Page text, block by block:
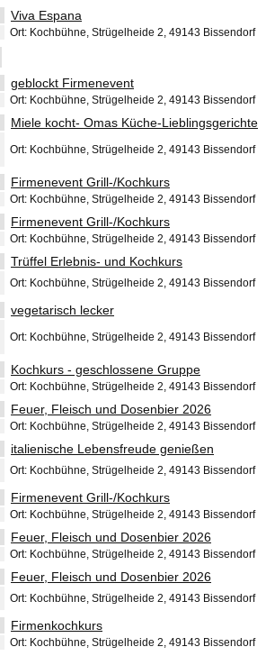
Viva Espana
Ort: Kochbühne, Strügelheide 2, 49143 Bissendorf
geblockt Firmenevent
Ort: Kochbühne, Strügelheide 2, 49143 Bissendorf
Miele kocht- Omas Küche-Lieblingsgerichte
Ort: Kochbühne, Strügelheide 2, 49143 Bissendorf
Firmenevent Grill-/Kochkurs
Ort: Kochbühne, Strügelheide 2, 49143 Bissendorf
Firmenevent Grill-/Kochkurs
Ort: Kochbühne, Strügelheide 2, 49143 Bissendorf
Trüffel Erlebnis- und Kochkurs
Ort: Kochbühne, Strügelheide 2, 49143 Bissendorf
vegetarisch lecker
Ort: Kochbühne, Strügelheide 2, 49143 Bissendorf
Kochkurs - geschlossene Gruppe
Ort: Kochbühne, Strügelheide 2, 49143 Bissendorf
Feuer, Fleisch und Dosenbier 2026
Ort: Kochbühne, Strügelheide 2, 49143 Bissendorf
italienische Lebensfreude genießen
Ort: Kochbühne, Strügelheide 2, 49143 Bissendorf
Firmenevent Grill-/Kochkurs
Ort: Kochbühne, Strügelheide 2, 49143 Bissendorf
Feuer, Fleisch und Dosenbier 2026
Ort: Kochbühne, Strügelheide 2, 49143 Bissendorf
Feuer, Fleisch und Dosenbier 2026
Ort: Kochbühne, Strügelheide 2, 49143 Bissendorf
Firmenkochkurs
Ort: Kochbühne, Strügelheide 2, 49143 Bissendorf